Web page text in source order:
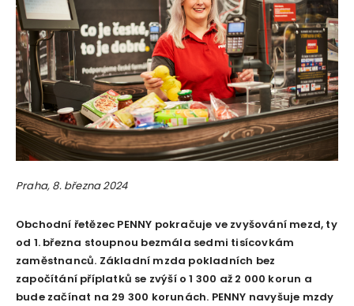
Praha, 8. března 2024
Obchodní řetězec PENNY pokračuje ve zvyšování mezd, ty
od 1. března stoupnou bezmála sedmi tisícovkám
zaměstnanců. Základní mzda pokladních bez
započítání příplatků se zvýší o 1 300 až 2 000 korun a
bude začínat na 29 300 korunách. PENNY navyšuje mzdy